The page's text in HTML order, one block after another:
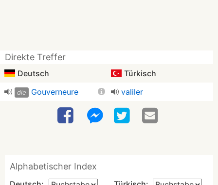
Direkte Treffer
Deutsch Türkisch
die Gouverneure valiler
Alphabetischer Index